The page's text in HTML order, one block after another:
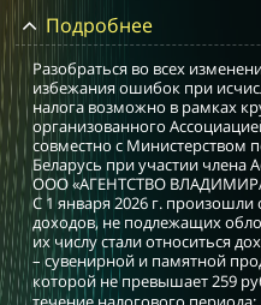
Подробнее
Разобраться во всех
избежания ошибок при
налога возможно в рамках
организованного
совместно с Министерством
Беларусь при участии члена
ООО «АГЕНТСТВО
С 1 января 2026 г. произошли
доходов, не подлежащих
их числу стали относиться
– сувенирной и памятной
которой не превышает 259